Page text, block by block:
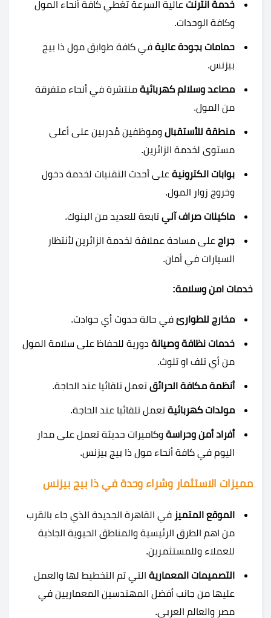
خدمة انترنت عالية السرعة تغطي كافة أنحاء المول
وكافة الوحدات.
حمامات بجودة عالية في كافة طوابق مول ذا بيج
بيزنس.
مصاعد وسلالم كهربائية منتشرة في أنحاء متفرقة
من المول.
منطقة للأستقبال وموظفين مُدربين على أعلى
مستوى لخدمة الزائرين.
بوابات الكترونية على أحدث التقنيات لخدمة دخول
وخروج زوار المول.
ماكينات صراف آلي تابعة للعديد من البنوك.
جراج على مساحة عملاقة لخدمة الزائرين لأنتظار
السيارات في أمان.
خدمات امن وسلامة:
مخارج للطوارئ في حالة حدوث أي حوادث.
خدمات نظافة وصيانة دورية للحفاظ على سلامة المول
من أي تلف او تلوث.
أنظمة مكافة الحرائق تعمل تلقائيا عند الحاجة.
مولدات كهربائية تعمل تلقائيا عند الحاجة.
أفراد أمن وحراسة وكاميرات حديثة تعمل على مدار
اليوم في كافة أنحاء مول ذا بيج بيزنس.
مميزات الاستثمار وشراء وحدة في ذا بيج بيزنس
الموقع المتميز في القاهرة الجديدة الذي جاء بالقرب
من اهم الطرق الرئيسية والمناطق الحيوية الجاذبة
للعملاء وللمستثمرين.
التصميمات المعمارية التي تم التخطيط لها والعمل
عليها من جانب أفضل المهندسين المعماريين في
مصر والعالم العربي.